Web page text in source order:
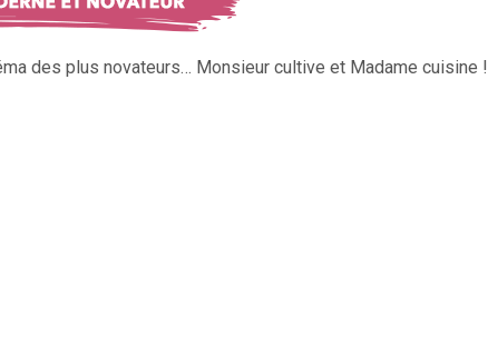
des plus novateurs… Monsieur cultive et Madame cuisine !